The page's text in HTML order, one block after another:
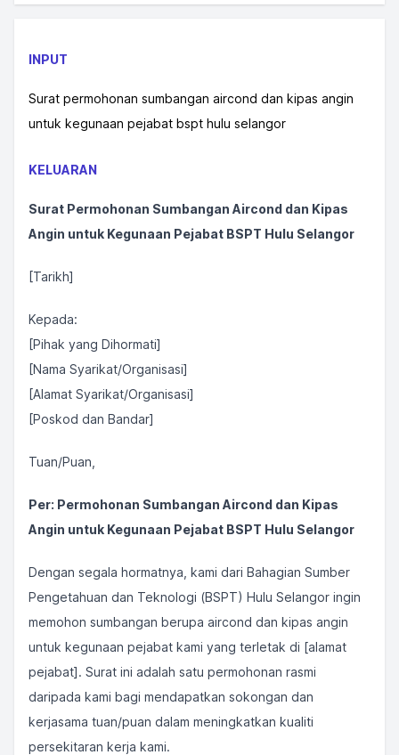
INPUT
Surat permohonan sumbangan aircond dan kipas angin
untuk kegunaan pejabat bspt hulu selangor
KELUARAN
Surat Permohonan Sumbangan Aircond dan Kipas
Angin untuk Kegunaan Pejabat BSPT Hulu Selangor
[Tarikh]
Kepada:
[Pihak yang Dihormati]
[Nama Syarikat/Organisasi]
[Alamat Syarikat/Organisasi]
[Poskod dan Bandar]
Tuan/Puan,
Per: Permohonan Sumbangan Aircond dan Kipas
Angin untuk Kegunaan Pejabat BSPT Hulu Selangor
Dengan segala hormatnya, kami dari Bahagian Sumber
Pengetahuan dan Teknologi (BSPT) Hulu Selangor ingin
memohon sumbangan berupa aircond dan kipas angin
untuk kegunaan pejabat kami yang terletak di [alamat
pejabat]. Surat ini adalah satu permohonan rasmi
daripada kami bagi mendapatkan sokongan dan
kerjasama tuan/puan dalam meningkatkan kualiti
persekitaran kerja kami.